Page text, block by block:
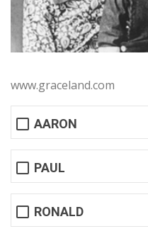
www.graceland.com
AARON
PAUL
RONALD